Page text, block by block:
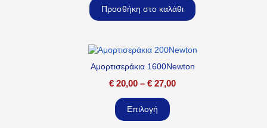
Προσθήκη στο καλάθι
Αμορτισεράκια 1600Newton
€ 20,00 – € 27,00
Επιλογή